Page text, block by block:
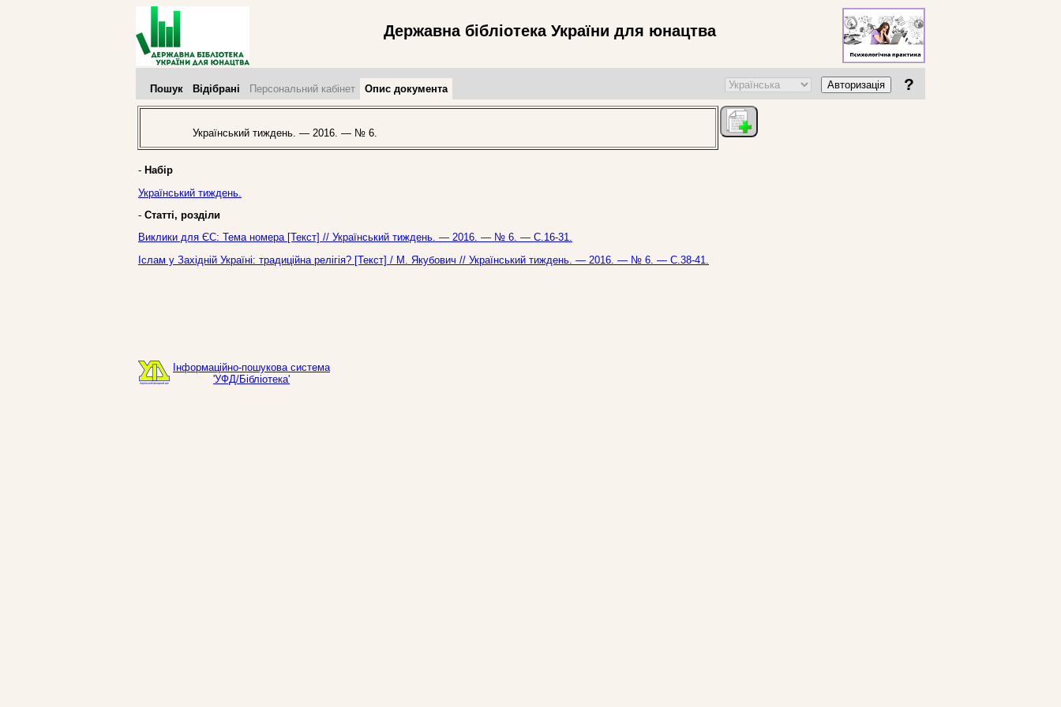
Державна бібліотека України для юнацтва
Пошук Відібрані Персональний кабінет Опис документа Авторизація ?
Український тиждень. — 2016. — № 6.
- Набір
Український тиждень.
- Статті, розділи
Виклики для ЄС: Тема номера [Текст] // Український тиждень. — 2016. — № 6. — С.16-31.
Іслам у Західній Україні: традиційна релігія? [Текст] / М. Якубович // Український тиждень. — 2016. — № 6. — С.38-41.
Інформаційно-пошукова система
'УФД/Бібліотека'